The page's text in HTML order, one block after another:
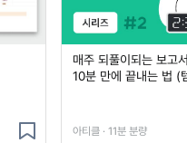
매주 되풀이되는 보고
10분 만에 끝내는 법 (
아티클 · 11분 분량